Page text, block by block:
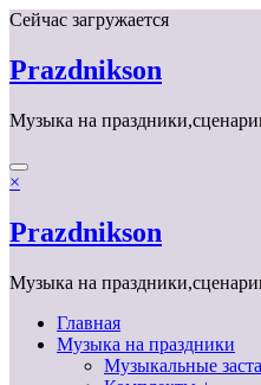
Перейти
содержимому
Сейчас загружается
Prazdnikson
Музыка на
×
Prazdnikson
Музыка на
Главная
Музыка на праздники
Музыкальные